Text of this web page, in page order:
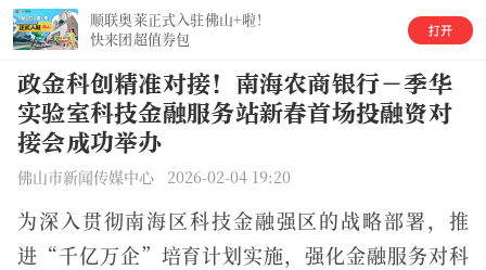
顺联奥莱正式入驻佛山+啦！
快来团超值券包
政金科创精准对接！南海农商银行－季华
实验室科技金融服务站新春首场投融资对
接会成功举办
佛山市新闻传媒中心 2026-02-04 19:20
为深入贯彻南海区科技金融强区的战略部署，推
进“千亿万企”培育计划实施，强化金融服务对科